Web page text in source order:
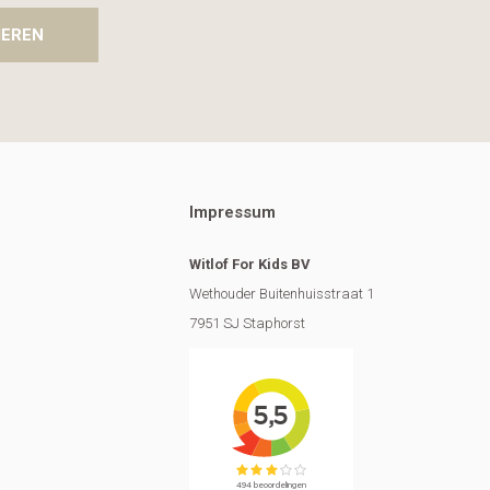
Impressum
Witlof For Kids BV
Wethouder Buitenhuisstraat 1
7951 SJ Staphorst